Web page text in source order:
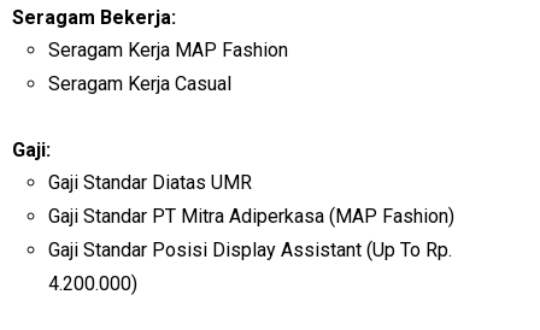
Seragam Bekerja:
Seragam Kerja MAP Fashion
Seragam Kerja Casual
Gaji:
Gaji Standar Diatas UMR
Gaji Standar PT Mitra Adiperkasa (MAP Fashion)
Gaji Standar Posisi Display Assistant (Up To Rp.
4.200.000)